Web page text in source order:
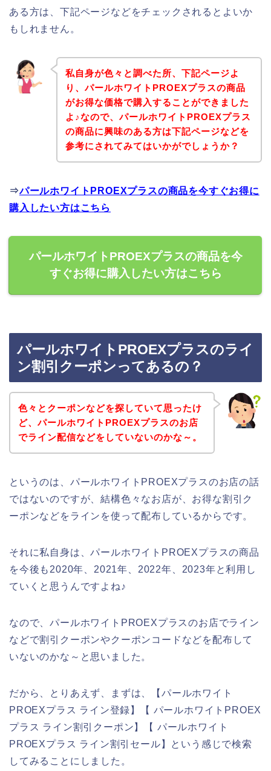
ある方は、下記ページなどをチェックされるとよいか
もしれません。
私自身が色々と調べた所、下記ページよ
り、パールホワイトPROEXプラスの商品
がお得な価格で購入することができました
よ♪なので、パールホワイトPROEXプラス
の商品に興味のある方は下記ページなどを
参考にされてみてはいかがでしょうか？
⇒パールホワイトPROEXプラスの商品を今すぐお得に
購入したい方はこちら
パールホワイトPROEXプラスの商品を今
すぐお得に購入したい方はこちら
パールホワイトPROEXプラスのライ
ン割引クーポンってあるの？
色々とクーポンなどを探していて思ったけ
ど、パールホワイトPROEXプラスのお店
でライン配信などをしていないのかな～。
というのは、パールホワイトPROEXプラスのお店の話
ではないのですが、結構色々なお店が、お得な割引ク
ーポンなどをラインを使って配布しているからです。
それに私自身は、パールホワイトPROEXプラスの商品
を今後も2020年、2021年、2022年、2023年と利用し
ていくと思うんですよね♪
なので、パールホワイトPROEXプラスのお店でライン
などで割引クーポンやクーポンコードなどを配布して
いないのかな～と思いました。
だから、とりあえず、まずは、【パールホワイト
PROEXプラス ライン登録】【 パールホワイトPROEX
プラス ライン割引クーポン】【 パールホワイト
PROEXプラス ライン割引セール】という感じで検索
してみることにしました。